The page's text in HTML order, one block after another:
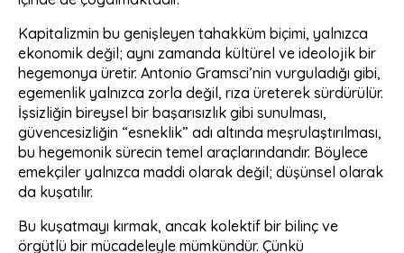
Kapitalizmin bu genişleyen tahakküm biçimi, yalnızca
ekonomik değil; aynı zamanda kültürel ve ideolojik bir
hegemonya üretir. Antonio Gramsci’nin vurguladığı gibi,
egemenlik yalnızca zorla değil, rıza üreterek sürdürülür.
İşsizliğin bireysel bir başarısızlık gibi sunulması,
güvencesizliğin “esneklik” adı altında meşrulaştırılması,
bu hegemonik sürecin temel araçlarındandır. Böylece
emekçiler yalnızca maddi olarak değil; düşünsel olarak
da kuşatılır.
Bu kuşatmayı kırmak, ancak kolektif bir bilinç ve
örgütlü bir mücadeleyle mümkündür. Çünkü